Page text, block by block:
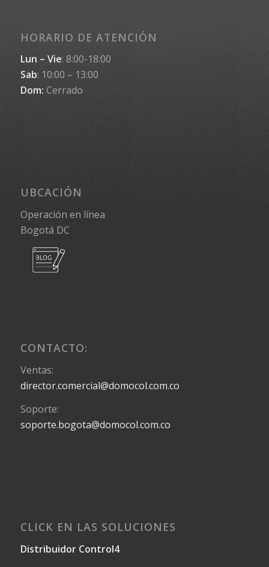
HORARIO DE ATENCIÓN
Lun – Vie: 8:00-18:00
Sab: 10:00 – 13:00
Dom: Cerrado
UBCACIÓN
Operación en línea
Bogotá DC
CONTACTO:
Ventas:
director.comercial@domocol.com.co
Soporte:
soporte.bogota@domocol.com.co
CLICK EN LAS SOLUCIONES
Distribuidor Control4